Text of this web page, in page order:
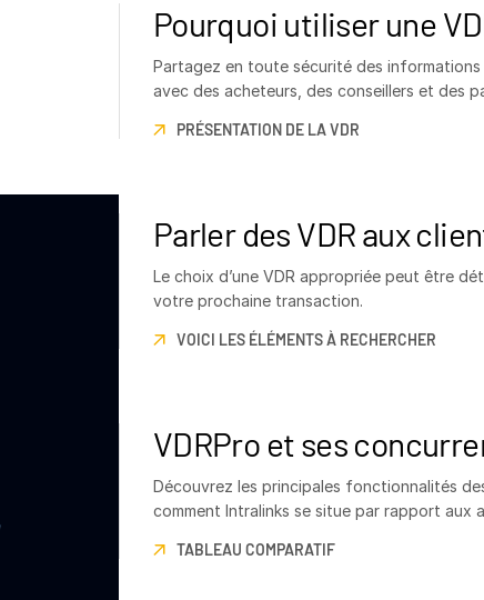
Pourquoi utiliser une
Partagez en toute sécurité des
avec des acheteurs, des conseillers et des
PRÉSENTATION DE LA VDR
Parler des VDR aux
Le choix d’une VDR appropriée peut être
votre prochaine transaction.
VOICI LES ÉLÉMENTS À RECHERCHER
VDRPro et ses
Découvrez les principales fonctionnalités
comment Intralinks se situe par rapport aux
TABLEAU COMPARATIF